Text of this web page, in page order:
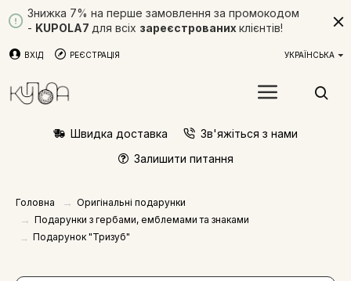
Знижка 7% на перше замовлення за промокодом
- KUPOLA7 для всіх зареєстрованих клієнтів!
ВХІД РЕЄСТРАЦІЯ УКРАЇНСЬКА
Швидка доставка
Зв'яжіться з нами
Залишити питання
Головна
Оригінальні подарунки
Подарунки з гербами, емблемами та знаками
Подарунок "Тризуб"